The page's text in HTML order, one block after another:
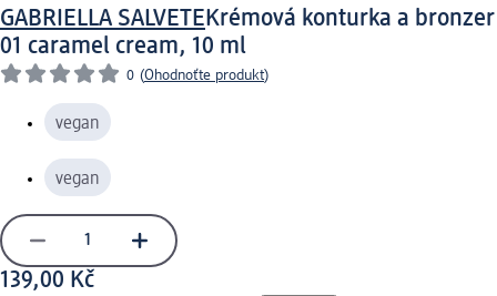
GABRIELLA SALVETE Krémová konturka a bronzer
01 caramel cream, 10 ml
0 (Ohodnoťte produkt)
vegan
vegan
139,00 Kč